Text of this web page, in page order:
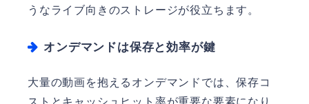
うなライブ向きのストレージが役立ちます。
オンデマンドは保存と効率が鍵
大量の動画を抱えるオンデマンドでは、保存コ